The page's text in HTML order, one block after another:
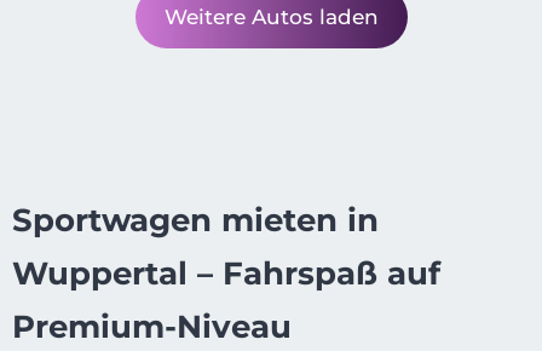
Weitere Autos laden
Sportwagen mieten in
Wuppertal – Fahrspaß auf
Premium-Niveau